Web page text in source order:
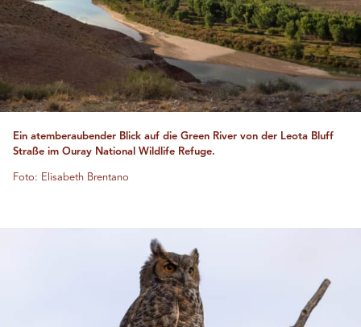
Ein atemberaubender Blick auf die Green River von der Leota Bluff
Straße im Ouray National Wildlife Refuge.
Foto: Elisabeth Brentano